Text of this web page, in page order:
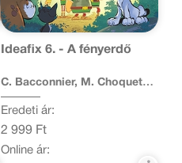
Ideafix 6. - A fényerdő
C. Bacconnier, M. Choquet,
Eredeti ár:
2 999 Ft
Online ár: